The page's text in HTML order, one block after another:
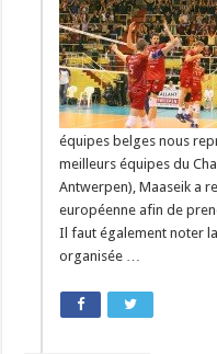
équipes belges nous
meilleurs équipes du
Antwerpen), Maaseik a
européenne afin de
Il faut également noter
organisée …